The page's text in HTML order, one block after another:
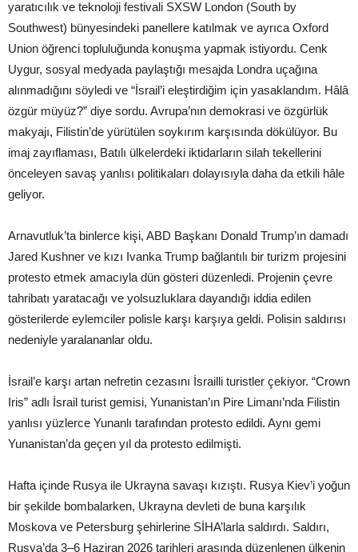
yaratıcılık ve teknoloji festivali SXSW London (South by
Southwest) bünyesindeki panellere katılmak ve ayrıca Oxford
Union öğrenci topluluğunda konuşma yapmak istiyordu. Cenk
Uygur, sosyal medyada paylaştığı mesajda Londra uçağına
alınmadığını söyledi ve “İsrail’i eleştirdiğim için yasaklandım. Hâlâ
özgür müyüz?” diye sordu. Avrupa’nın demokrasi ve özgürlük
makyajı, Filistin’de yürütülen soykırım karşısında dökülüyor. Bu
imaj zayıflaması, Batılı ülkelerdeki iktidarların silah tekellerini
önceleyen savaş yanlısı politikaları dolayısıyla daha da etkili hâle
geliyor.
Arnavutluk’ta binlerce kişi, ABD Başkanı Donald Trump’ın damadı
Jared Kushner ve kızı Ivanka Trump bağlantılı bir turizm projesini
protesto etmek amacıyla dün gösteri düzenledi. Projenin çevre
tahribatı yaratacağı ve yolsuzluklara dayandığı iddia edilen
gösterilerde eylemciler polisle karşı karşıya geldi. Polisin saldırısı
nedeniyle yaralananlar oldu.
İsrail’e karşı artan nefretin cezasını İsrailli turistler çekiyor. “Crown
Iris” adlı İsrail turist gemisi, Yunanistan’ın Pire Limanı’nda Filistin
yanlısı yüzlerce Yunanlı tarafından protesto edildi. Aynı gemi
Yunanistan’da geçen yıl da protesto edilmişti.
Hafta içinde Rusya ile Ukrayna savaşı kızıştı. Rusya Kiev’i yoğun
bir şekilde bombalarken, Ukrayna devleti de buna karşılık
Moskova ve Petersburg şehirlerine SİHA’larla saldırdı. Saldırı,
Rusya’da 3–6 Haziran 2026 tarihleri arasında düzenlenen ülkenin